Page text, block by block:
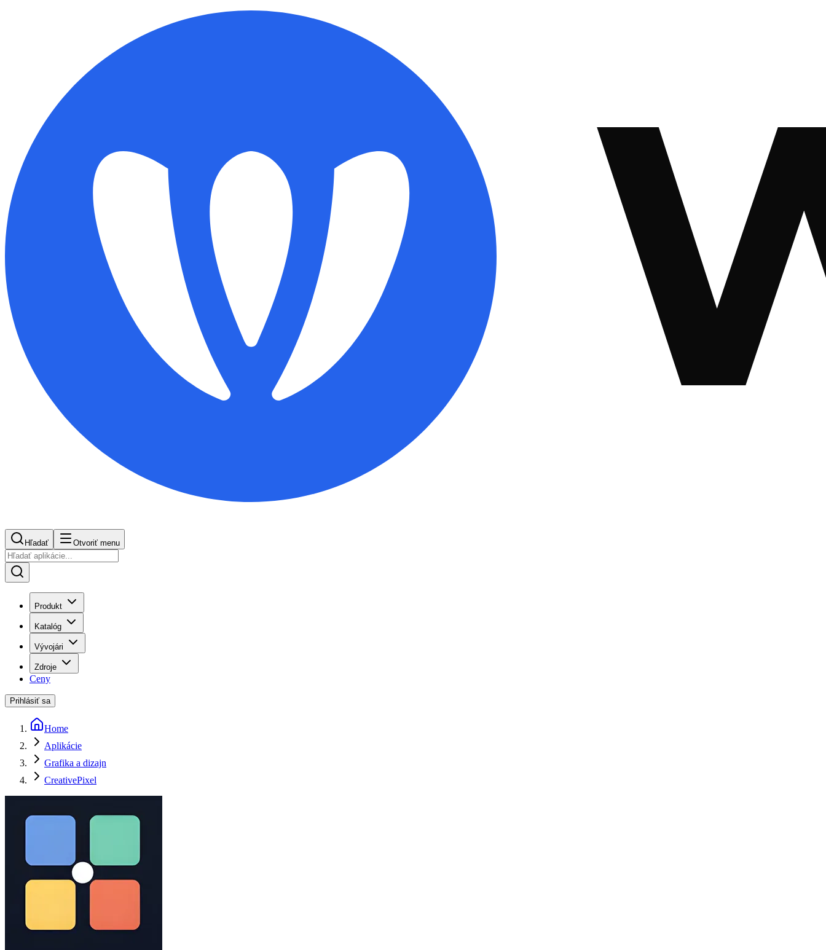
Hľadať Otvoriť menu
Produkt
Katalóg
Vývojári
Zdroje
Ceny
Prihlásiť sa
Home
Aplikácie
Grafika a dizajn
CreativePixel